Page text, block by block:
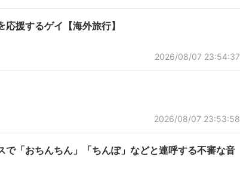
応援するゲイ【海外旅行】
2026/08/07 23:54:37
2026/08/07 23:53:58
で「おちんちん」「ちんぽ」などと連呼する不審な音